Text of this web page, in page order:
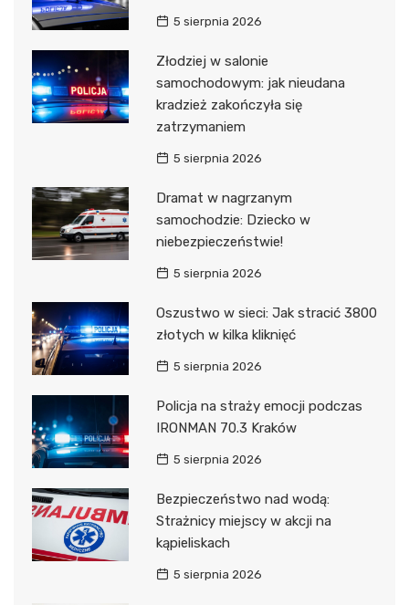
5 sierpnia 2026
Złodziej w salonie
samochodowym: jak nieudana
kradzież zakończyła się
zatrzymaniem
5 sierpnia 2026
Dramat w nagrzanym
samochodzie: Dziecko w
niebezpieczeństwie!
5 sierpnia 2026
Oszustwo w sieci: Jak stracić 3800
złotych w kilka kliknięć
5 sierpnia 2026
Policja na straży emocji podczas
IRONMAN 70.3 Kraków
5 sierpnia 2026
Bezpieczeństwo nad wodą:
Strażnicy miejscy w akcji na
kąpieliskach
5 sierpnia 2026